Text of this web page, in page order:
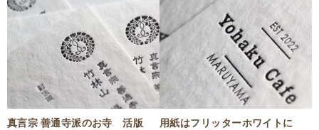
場所にはインキが乗らず掠れが
生じます。 今回ＱＲコ..
でご指定頂き印刷いたしまし
た。 活版印刷のベタ..
真言宗 善通寺派のお寺 活版
用紙はフリッターホワイトに